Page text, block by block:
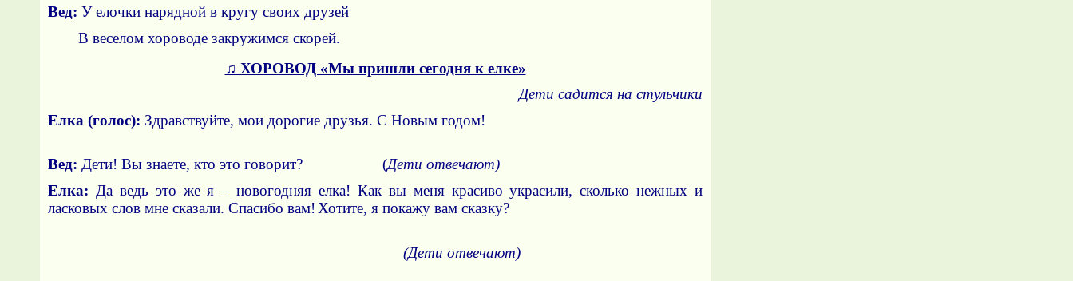
Вед: У елочки нарядной в кругу своих друзей
В веселом хороводе закружимся скорей.
♫ ХОРОВОД «Мы пришли сегодня к елке»
Дети садится на стульчики
Елка (голос): Здравствуйте, мои дорогие друзья. С Новым годом!
Вед:Дети! Вы знаете, кто это говорит? (Дети отвечают)
Елка: Да ведь это же я – новогодняя елка! Как вы меня красиво украсили, сколько нежных и
ласковых слов мне сказали. Спасибо вам! Хотите, я покажувам сказку?
(Дети отвечают)